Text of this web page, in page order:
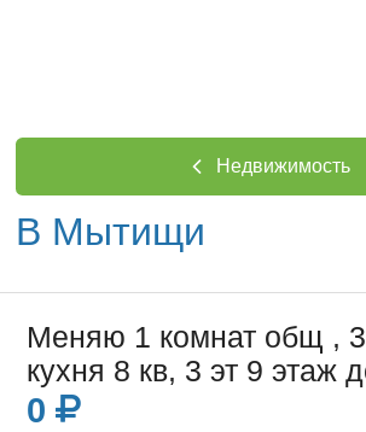
Недвижимость
В Мытищи
Меняю 1 комнат общ ,
кухня 8 кв, 3 эт 9 этаж
0